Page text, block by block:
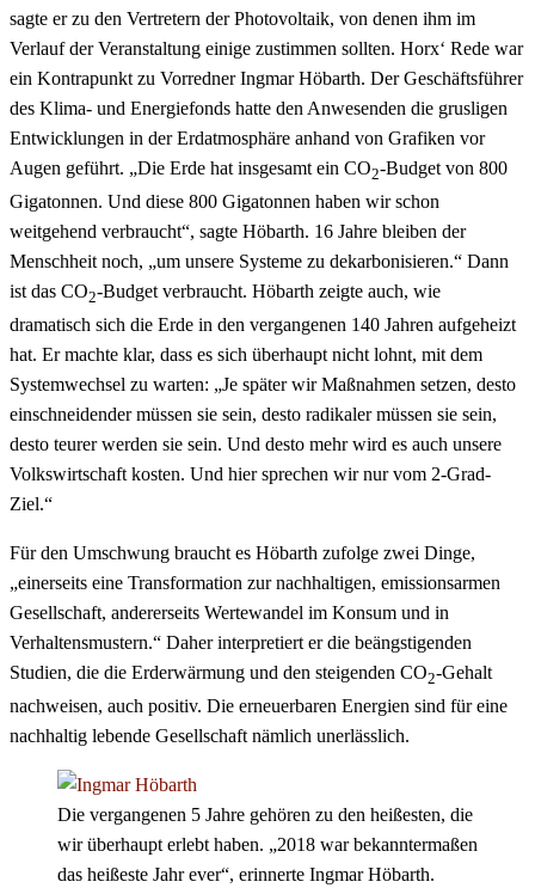
sagte er zu den Vertretern der Photovoltaik, von denen ihm im
Verlauf der Veranstaltung einige zustimmen sollten. Horx‘ Rede war
ein Kontrapunkt zu Vorredner Ingmar Höbarth. Der Geschäftsführer
des Klima- und Energiefonds hatte den Anwesenden die grusligen
Entwicklungen in der Erdatmosphäre anhand von Grafiken vor
Augen geführt. „Die Erde hat insgesamt ein CO2-Budget von 800
Gigatonnen. Und diese 800 Gigatonnen haben wir schon
weitgehend verbraucht“, sagte Höbarth. 16 Jahre bleiben der
Menschheit noch, „um unsere Systeme zu dekarbonisieren.“ Dann
ist das CO2-Budget verbraucht. Höbarth zeigte auch, wie
dramatisch sich die Erde in den vergangenen 140 Jahren aufgeheizt
hat. Er machte klar, dass es sich überhaupt nicht lohnt, mit dem
Systemwechsel zu warten: „Je später wir Maßnahmen setzen, desto
einschneidender müssen sie sein, desto radikaler müssen sie sein,
desto teurer werden sie sein. Und desto mehr wird es auch unsere
Volkswirtschaft kosten. Und hier sprechen wir nur vom 2-Grad-
Ziel.“
Für den Umschwung braucht es Höbarth zufolge zwei Dinge,
„einerseits eine Transformation zur nachhaltigen, emissionsarmen
Gesellschaft, andererseits Wertewandel im Konsum und in
Verhaltensmustern.“ Daher interpretiert er die beängstigenden
Studien, die die Erderwärmung und den steigenden CO2-Gehalt
nachweisen, auch positiv. Die erneuerbaren Energien sind für eine
nachhaltig lebende Gesellschaft nämlich unerlässlich.
Die vergangenen 5 Jahre gehören zu den heißesten, die
wir überhaupt erlebt haben. „2018 war bekanntermaßen
das heißeste Jahr ever“, erinnerte Ingmar Höbarth.